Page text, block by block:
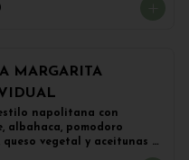
MARGARITA
napolitana con
albahaca, pomodoro
queso vegetal y aceitunas